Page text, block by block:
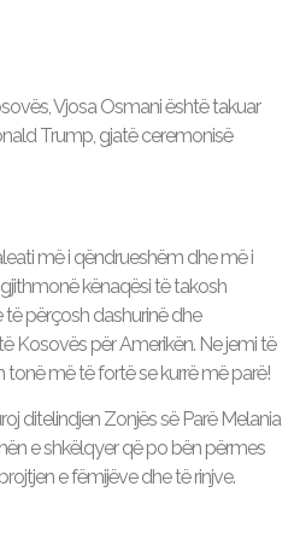
Vjosa Osmani është takuar
Trump, gjatë ceremonisë
më i qëndrueshëm dhe më i
kënaqësi të takosh
përçosh dashurinë dhe
Kosovës për Amerikën. Ne jemi të
më të fortë se kurrë më parë!
ditelindjen Zonjës së Parë Melania
e shkëlqyer që po bën përmes
e fëmijëve dhe të rinjve.